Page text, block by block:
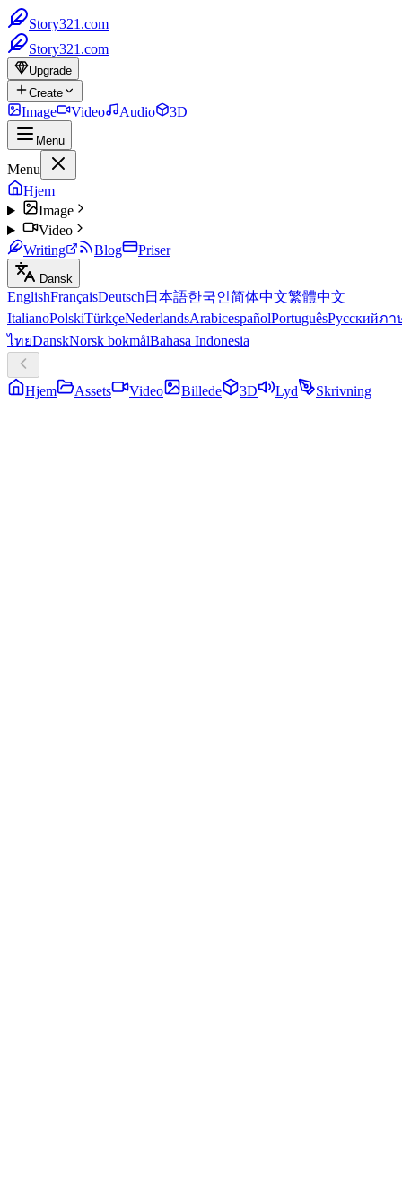
Story321.com
Story321.com
Upgrade
Create
Image Video Audio 3D
Menu
Menu
Hjem
Image
Video
Writing
Blog Priser
Dansk
EnglishFrançaisDeutsch 日本語한국인简体中文繁體中文
ItalianoPolskiTürkçeNederlandsArabicespañolPortuguêsРусскийภา
ไทยDanskNorsk bokmålBahasa Indonesia
Hjem Assets Video Billede 3D Lyd Skrivning